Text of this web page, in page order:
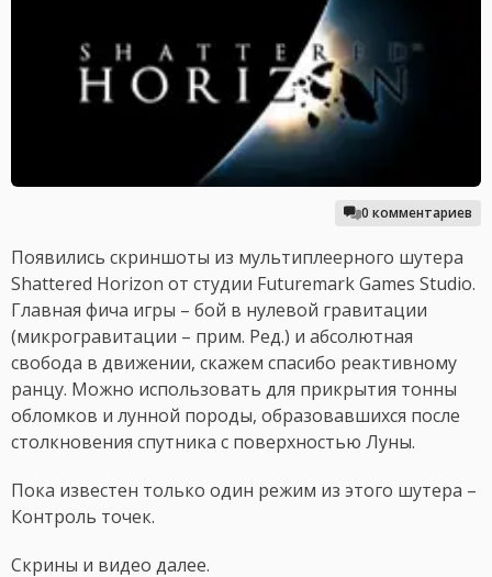
0 комментариев
Появились скриншоты из мультиплеерного шутера
Shattered Horizon от студии Futuremark Games Studio.
Главная фича игры – бой в нулевой гравитации
(микрогравитации – прим. Ред.) и абсолютная
свобода в движении, скажем спасибо реактивному
ранцу. Можно использовать для прикрытия тонны
обломков и лунной породы, образовавшихся после
столкновения спутника с поверхностью Луны.
Пока известен только один режим из этого шутера –
Контроль точек.
Скрины и видео далее.